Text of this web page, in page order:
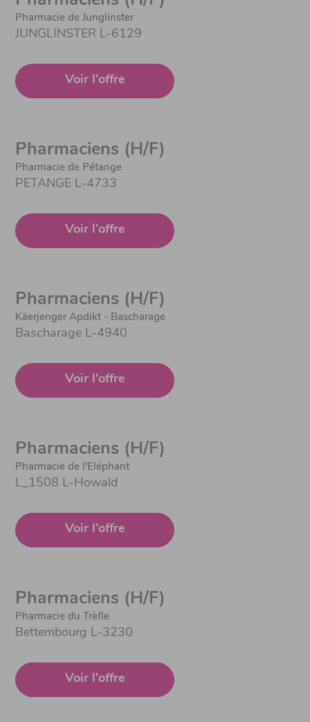
Pharmacie de Junglinster
JUNGLINSTER L-6129
Voir l'offre
Pharmaciens (H/F)
Pharmacie de Pétange
PETANGE L-4733
Voir l'offre
Pharmaciens (H/F)
Käerjenger Apdikt - Bascharage
Bascharage L-4940
Voir l'offre
Pharmaciens (H/F)
Pharmacie de l'Eléphant
L_1508 L-Howald
Voir l'offre
Pharmaciens (H/F)
Pharmacie du Trèfle
Bettembourg L-3230
Voir l'offre